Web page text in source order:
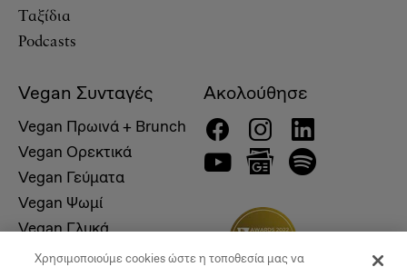
Ταξίδια
Podcasts
Vegan Συνταγές
Vegan Πρωινά + Brunch
Vegan Ορεκτικά
Vegan Γεύματα
Vegan Ψωμί
Vegan Γλυκά
Ακολούθησε
Χρησιμοποιούμε cookies ώστε η τοποθεσία μας να